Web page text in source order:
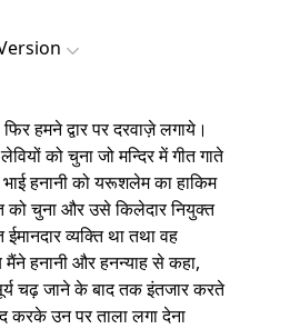
हमने द्वार पर दरवाज़े लगाये।
को चुना जो मन्दिर में गीत गाते
हनानी को यरूशलेम का हाकिम
को चुना और उसे किलेदार नियुक्त
व्यक्ति था तथा वह
मैंने हनानी और हनन्याह से कहा,
चढ़ जाने के बाद तक इंतजार करते
करके उन पर ताला लगा देना